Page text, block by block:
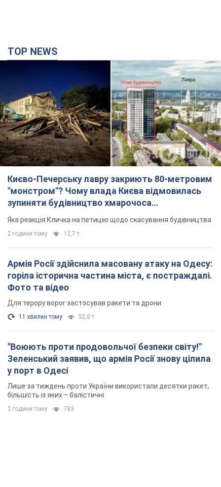
TOP NEWS
Києво-Печерську лавру закриють 80-метровим
"монстром"? Чому влада Києва відмовилась
зупиняти будівництво хмарочоса
"московського вірянина"
Яка реакція Кличка на петицію щодо скасування будівництва
2 години тому 12,7 т.
Армія Росії здійснила масовану атаку на Одесу:
горіла історична частина міста, є постраждалі.
Фото та відео
Для терору ворог застосував ракети та дрони
11 хвилин тому 52,8 т.
"Воюють проти продовольчої безпеки світу!"
Зеленський заявив, що армія Росії знову цілила
у порт в Одесі
Лише за тиждень проти України використали десятки ракет,
більшість із яких – балістичні
2 години тому 783